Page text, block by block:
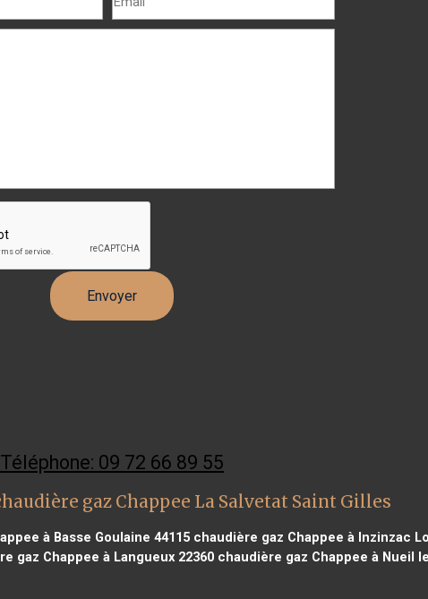
Téléphone: 09 72 66 89 55
gaz Chappee La Salvetat Saint Gilles
à Basse Goulaine 44115chaudière gaz Chappee à Inzinzac
gaz Chappee à Langueux 22360 chaudière gaz Chappee à Nueil